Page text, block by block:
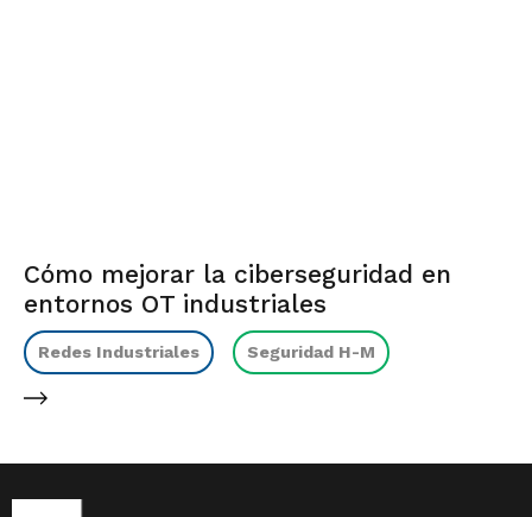
Cómo mejorar la ciberseguridad en
entornos OT industriales
Redes Industriales Seguridad H-M